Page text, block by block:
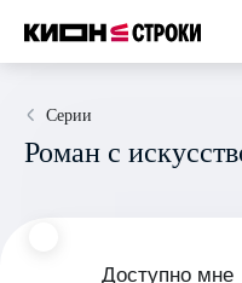
Серии
Роман с
Доступно мне